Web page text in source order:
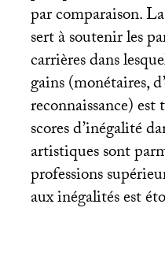
par comparaison.
sert à soutenir les
carrières dans
gains (monétaires,
reconnaissance)
scores d’inégalité
artistiques sont
professions
aux inégalités est